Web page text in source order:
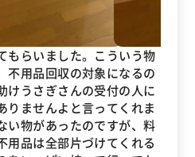
もらいました。こういう物
不用品回収の対象になるの
けうさぎさんの受付の人に
りませんよと言ってくれま
い物があったのですが、料
用品は全部片づけてくれる